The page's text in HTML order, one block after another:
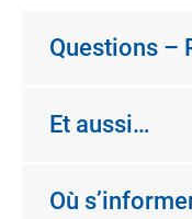
Questions –
Et aussi…
Où